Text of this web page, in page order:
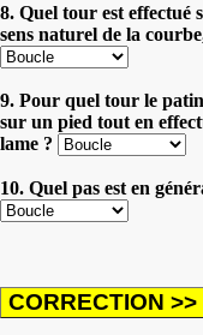
8. Quel tour est effectué
sens naturel de la
9. Pour quel tour le
sur un pied tout en
lame ?
10. Quel pas est en